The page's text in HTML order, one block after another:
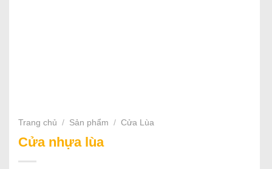
Trang chủ / Sản phẩm / Cửa Lùa
Cửa nhựa lùa